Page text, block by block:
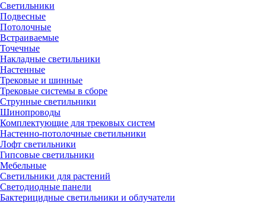
Светильники
Подвесные
Потолочные
Встраиваемые
Точечные
Накладные светильники
Настенные
Трековые и шинные
Трековые системы в сборе
Струнные светильники
Шинопроводы
Комплектующие для трековых систем
Настенно-потолочные светильники
Лофт светильники
Гипсовые светильники
Мебельные
Светильники для растений
Светодиодные панели
Бактерицидные светильники и облучатели